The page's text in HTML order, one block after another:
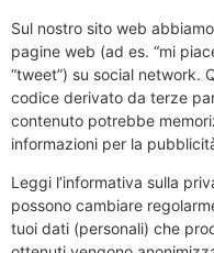
Sul nostro sito web
pagine web (ad es. “mi
“tweet”) su social network.
codice derivato da terze
contenuto potrebbe
informazioni per la
Leggi l’informativa sulla
possono cambiare
tuoi dati (personali) che